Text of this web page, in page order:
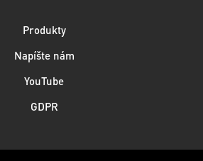
Produkty
Napíšte nám
YouTube
GDPR